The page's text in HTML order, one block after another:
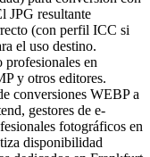
JPG resultante
(con perfil ICC si
el uso destino.
en
y otros editores.
conversiones WEBP a
gestores de e-
fotográficos en
disponibilidad